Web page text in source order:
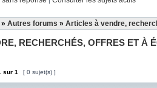
» Autres forums » Articles à vendre,
RECHERCHÉS, OFFRES ET À
sur 1 [ 0 sujet(s) ]